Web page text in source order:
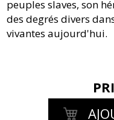
peuples slaves, son
des degrés divers
vivantes aujourd'hui.